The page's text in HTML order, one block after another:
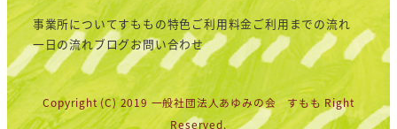
事業所についてすももの特色ご利用料金ご利用までの流れ
一日の流れブログお問い合わせ
Copyright (C) 2019 一般社団法人あゆみの会 すももRight
Reserved.